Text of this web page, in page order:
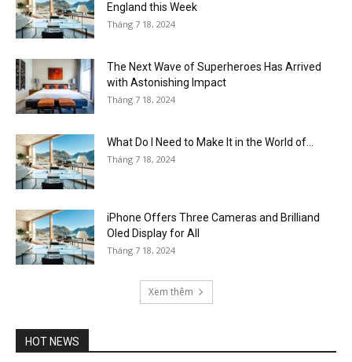
England this Week
Tháng 7 18, 2024
The Next Wave of Superheroes Has Arrived
with Astonishing Impact
Tháng 7 18, 2024
What Do I Need to Make It in the World of...
Tháng 7 18, 2024
iPhone Offers Three Cameras and Brilliand
Oled Display for All
Tháng 7 18, 2024
Xem thêm
HOT NEWS